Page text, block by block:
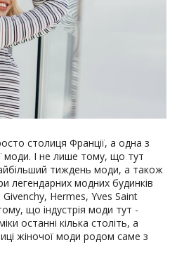
столиця Франції, а одна з
моди. І не лише тому, що тут
тиждень моди, а також
легендарних модних будинків
Hermes, Yves Saint
що індустрія моди тут -
останні кілька століть, а
жіночої моди родом саме з